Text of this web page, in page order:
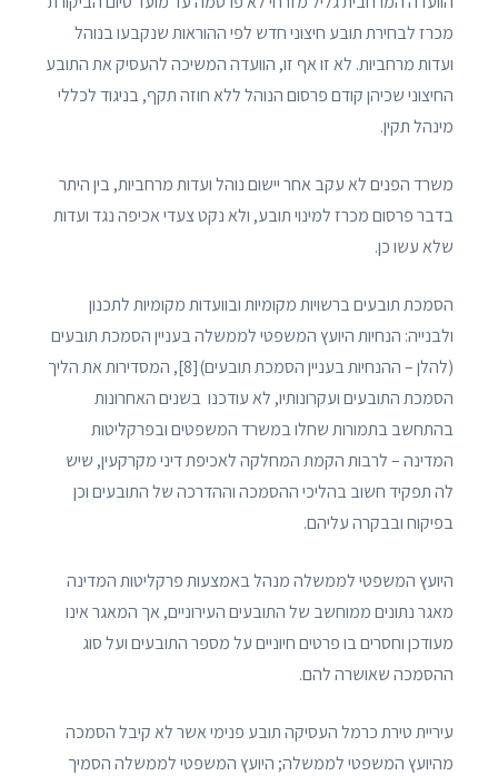
מכרז לבחירת תובע חיצוני חדש לפי ההוראות שנקבעו בנוהל
ועדות מרחביות. לא זו אף זו, הוועדה המשיכה להעסיק את התובע
החיצוני שכיהן קודם פרסום הנוהל ללא חוזה תקף, בניגוד לכללי
מינהל תקין.
משרד הפנים לא עקב אחר יישום נוהל ועדות מרחביות, בין היתר
בדבר פרסום מכרז למינוי תובע, ולא נקט צעדי אכיפה נגד ועדות
שלא עשו כן.
הסמכת תובעים ברשויות מקומיות ובוועדות מקומיות לתכנון
ולבנייה: הנחיות היועץ המשפטי לממשלה בעניין הסמכת תובעים
(להלן – ההנחיות בעניין הסמכת תובעים)[8], המסדירות את הליך
הסמכת התובעים ועקרונותיו, לא עודכנו בשנים האחרונות
בהתחשב בתמורות שחלו במשרד המשפטים ובפרקליטות
המדינה – לרבות הקמת המחלקה לאכיפת דיני מקרקעין, שיש
לה תפקיד חשוב בהליכי ההסמכה וההדרכה של התובעים וכן
בפיקוח ובבקרה עליהם.
היועץ המשפטי לממשלה מנהל באמצעות פרקליטות המדינה
מאגר נתונים ממוחשב של התובעים העירוניים, אך המאגר אינו
מעודכן וחסרים בו פרטים חיוניים על מספר התובעים ועל סוג
ההסמכה שאושרה להם.
עיריית טירת כרמל העסיקה תובע פנימי אשר לא קיבל הסמכה
מהיועץ המשפטי לממשלה; היועץ המשפטי לממשלה הסמיך